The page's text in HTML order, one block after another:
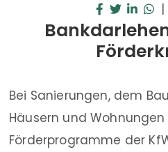
|
Bei Sanierungen, dem
Häusern und
Förderprogramme der